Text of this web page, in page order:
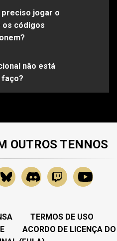
preciso jogar o
os códigos
Certifique-se de entrar em
à plataforma de sua
não está
faço?
já estar expirado ou já
uma solicitação para
OUTROS TENNOS
TERMOS DE USO
ACORDO DE LICENÇA DO